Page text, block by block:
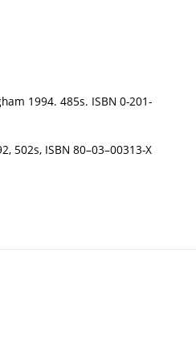
1994. 485s. ISBN 0-201-
502s, ISBN 80–03–00313-X